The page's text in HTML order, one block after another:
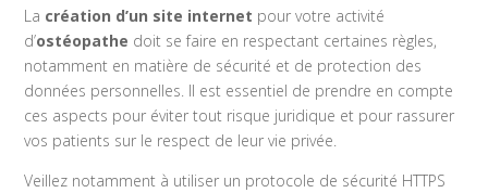
La création d’un site internet pour votre activité
d’ostéopathe doit se faire en respectant certaines règles,
notamment en matière de sécurité et de protection des
données personnelles. Il est essentiel de prendre en compte
ces aspects pour éviter tout risque juridique et pour rassurer
vos patients sur le respect de leur vie privée.
Veillez notamment à utiliser un protocole de sécurité HTTPS